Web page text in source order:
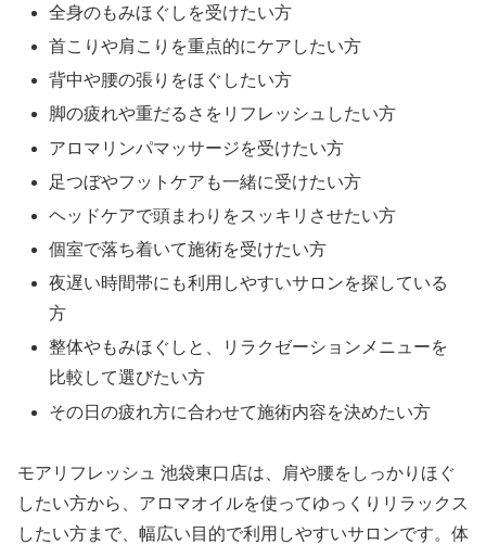
全身のもみほぐしを受けたい方
首こりや肩こりを重点的にケアしたい方
背中や腰の張りをほぐしたい方
脚の疲れや重だるさをリフレッシュしたい方
アロマリンパマッサージを受けたい方
足つぼやフットケアも一緒に受けたい方
ヘッドケアで頭まわりをスッキリさせたい方
個室で落ち着いて施術を受けたい方
夜遅い時間帯にも利用しやすいサロンを探している
方
整体やもみほぐしと、リラクゼーションメニューを
比較して選びたい方
その日の疲れ方に合わせて施術内容を決めたい方
モアリフレッシュ 池袋東口店は、肩や腰をしっかりほぐ
したい方から、アロマオイルを使ってゆっくりリラックス
したい方まで、幅広い目的で利用しやすいサロンです。体